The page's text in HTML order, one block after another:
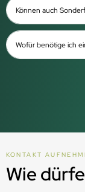
Können auch
Wofür benötige ich
KONTAKT
Wie